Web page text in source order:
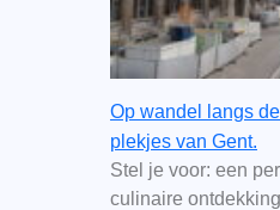
Op wandel langs
plekjes van Gent.
Stel je voor: een
culinaire